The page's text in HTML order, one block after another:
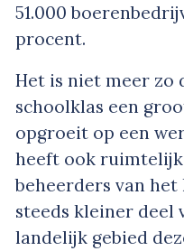
51.000
procent.
Het is niet meer zo
schoolklas een
opgroeit op een
heeft ook
beheerders van
steeds kleiner deel
landelijk gebied